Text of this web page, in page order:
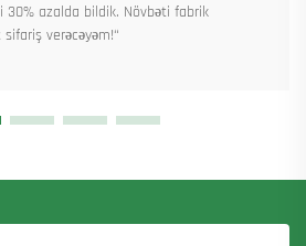
30% azalda bildik. Növbəti fabrik
verəcəyəm!“